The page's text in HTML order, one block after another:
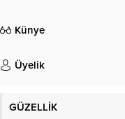
Künye
Üyelik
GÜZELLİK